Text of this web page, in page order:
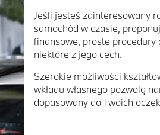
Jeśli jesteś zainteresowany
samochód w czasie,
finansowe, proste
niektóre z jego cech.
Szerokie możliwości
wkładu własnego pozwolą
dopasowany do Twoich